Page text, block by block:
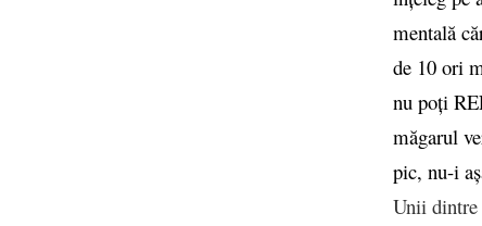
mentală
de 10 ori
nu poți
măgarul
pic, nu-i
Unii dintre